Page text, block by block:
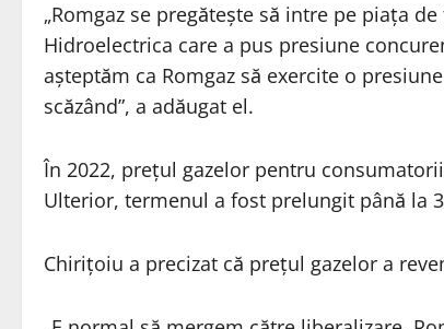
„Romgaz se pregătește să intre pe piața
Hidroelectrica care a pus presiune
așteptăm ca Romgaz să exercite o
scăzând”, a adăugat el.
În 2022, prețul gazelor pentru
Ulterior, termenul a fost prelungit până la
Chirițoiu a precizat că prețul gazelor a